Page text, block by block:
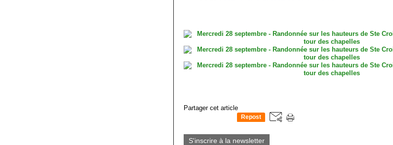
Partager cet article
Repost
S'inscrire à la newsletter